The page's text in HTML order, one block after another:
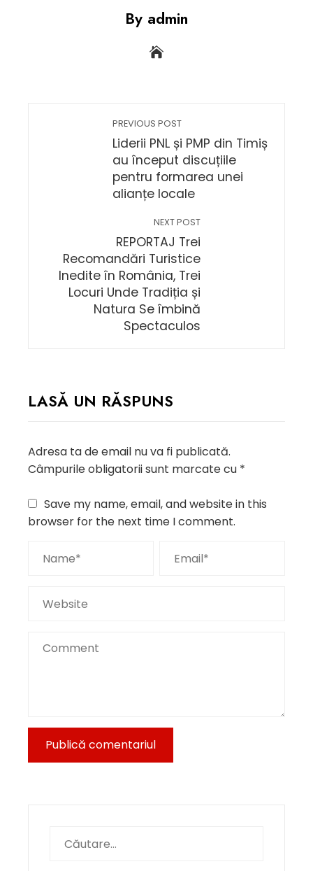
By admin
PREVIOUS POST
Liderii PNL și PMP din Timiș
au început discuțiile
pentru formarea unei
alianțe locale
NEXT POST
REPORTAJ Trei
Recomandări Turistice
Inedite în România, Trei
Locuri Unde Tradiția și
Natura Se îmbină
Spectaculos
LASĂ UN RĂSPUNS
Adresa ta de email nu va fi publicată.
Câmpurile obligatorii sunt marcate cu *
Save my name, email, and website in this
browser for the next time I comment.
după: